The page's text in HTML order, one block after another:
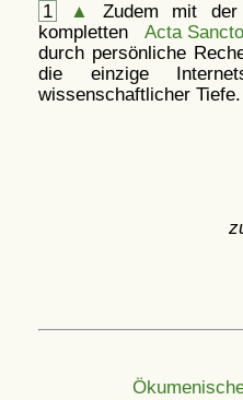
1 ▲
Zudem mit der
kompletten Acta
durch persönliche
die einzige
wissenschaftlicher Tiefe.